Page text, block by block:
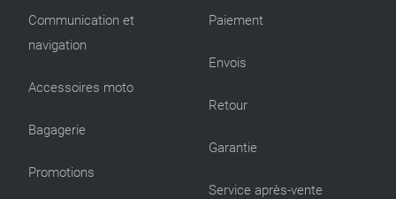
Communication et
navigation
Accessoires moto
Bagagerie
Promotions
Paiement
Envois
Retour
Garantie
Service après-vente